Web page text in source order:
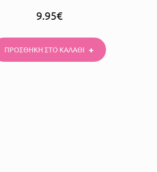
9.95€
ΠΡΟΣΘΗΚΗ ΣΤΟ ΚΑΛΑΘΙ